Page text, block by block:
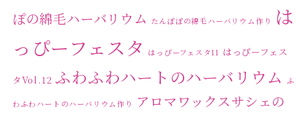
ぽの綿毛ハーバリウム たんぽぽの綿毛ハーバリウム作り
は
っぴーフェスタ
はっぴーフェスタ11 はっぴーフェス
タVol.12 ふわふわハートのハーバリウム ふ
わふわハートのハーバリウム作り
アロマワックスサシェの